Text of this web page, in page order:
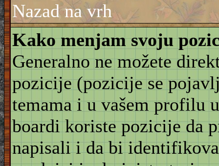
Nazad na vrh
Kako menjam svoju
Generalno ne možete
pozicije (pozicije se
temama i u vašem profilu
boardi koriste pozicije da
napisali i da bi